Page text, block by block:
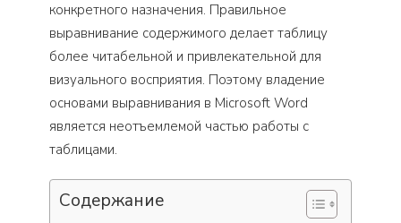
конкретного назначения. Правильное
выравнивание содержимого делает таблицу
более читабельной и привлекательной для
визуального восприятия. Поэтому владение
основами выравнивания в Microsoft Word
является неотъемлемой частью работы с
таблицами.
Содержание